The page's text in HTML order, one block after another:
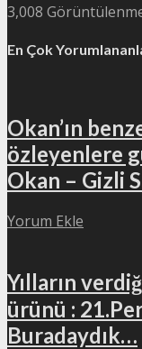
3,008
En Çok
Okan’ın
özleyenlere
Okan – Gizli
Yorum Ekle
Yılların
ürünü :
Buradaydık…